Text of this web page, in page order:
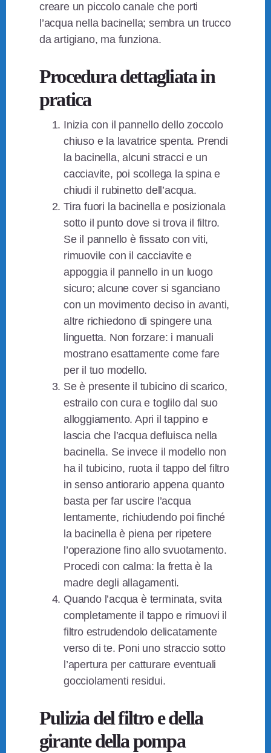
creare un piccolo canale che porti
l’acqua nella bacinella; sembra un trucco
da artigiano, ma funziona.
Procedura dettagliata in
pratica
Inizia con il pannello dello zoccolo
chiuso e la lavatrice spenta. Prendi
la bacinella, alcuni stracci e un
cacciavite, poi scollega la spina e
chiudi il rubinetto dell’acqua.
Tira fuori la bacinella e posizionala
sotto il punto dove si trova il filtro.
Se il pannello è fissato con viti,
rimuovile con il cacciavite e
appoggia il pannello in un luogo
sicuro; alcune cover si sganciano
con un movimento deciso in avanti,
altre richiedono di spingere una
linguetta. Non forzare: i manuali
mostrano esattamente come fare
per il tuo modello.
Se è presente il tubicino di scarico,
estrailo con cura e toglilo dal suo
alloggiamento. Apri il tappino e
lascia che l’acqua defluisca nella
bacinella. Se invece il modello non
ha il tubicino, ruota il tappo del filtro
in senso antiorario appena quanto
basta per far uscire l’acqua
lentamente, richiudendo poi finché
la bacinella è piena per ripetere
l’operazione fino allo svuotamento.
Procedi con calma: la fretta è la
madre degli allagamenti.
Quando l’acqua è terminata, svita
completamente il tappo e rimuovi il
filtro estrudendolo delicatamente
verso di te. Poni uno straccio sotto
l’apertura per catturare eventuali
gocciolamenti residui.
Pulizia del filtro e della
girante della pompa